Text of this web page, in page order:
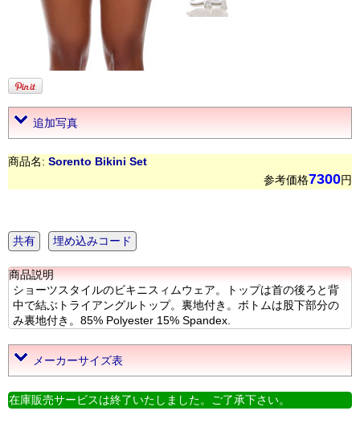
追加写真
商品名: Sorento Bikini Set
参考価格7300円
共有 埋め込みコード
商品説明
ショーツスタイルのビキニスィムウェア。トップは首の後ろと背
中で結ぶトライアングルトップ。裏地付き。ボトムは股下部分の
み裏地付き。85% Polyester 15% Spandex.
メーカーサイズ表
在庫販売サービスは終了いたしました。ご了承下さい。